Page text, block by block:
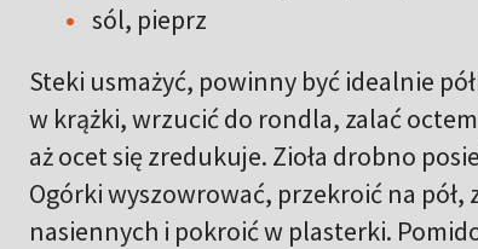
sól, pieprz
Steki usmażyć, powinny być idealnie
w krążki, wrzucić do rondla, zalać
aż ocet się zredukuje. Zioła drobno
Ogórki wyszowrować, przekroić na pół,
nasiennych i pokroić w plasterki.